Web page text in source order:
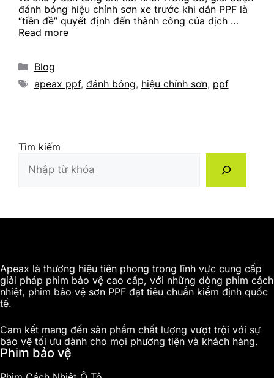
đánh bóng hiệu chỉnh sơn xe trước khi dán PPF là
“tiền đề” quyết định đến thành công của dịch …
Read more
Categories
Blog
Tags
apeax ppf, đánh bóng, hiệu chỉnh sơn, ppf
Tìm kiếm
Apeax là thương hiệu tiên phong trong lĩnh vực cung cấp
giải pháp phim bảo vệ cao cấp, với những dòng phim cách
nhiệt, phim bảo vệ sơn PPF đạt tiêu chuẩn kiểm định quốc
tế.
Cam kết mang đến sản phẩm chất lượng vượt trội với sự
bảo vệ tối ưu dành cho mọi phương tiện và khách hàng.
Phim bảo vệ